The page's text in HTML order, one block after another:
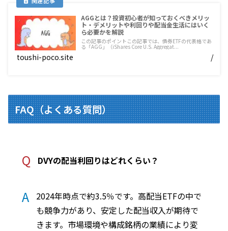
AGGとは？投資初心者が知っておくべきメリッ
ト・デメリットや利回りや配当金生活にはいく
ら必要かを解説
この記事のポイントこの記事では、債券ETFの代表格であ
る「AGG」（iShares Core U.S. Aggregat...
toushi-poco.site /
FAQ（よくある質問）
Q DVYの配当利回りはどれくらい？
A
2024年時点で約3.5％です。高配当ETFの中で
も競争力があり、安定した配当収入が期待で
きます。市場環境や構成銘柄の業績により変